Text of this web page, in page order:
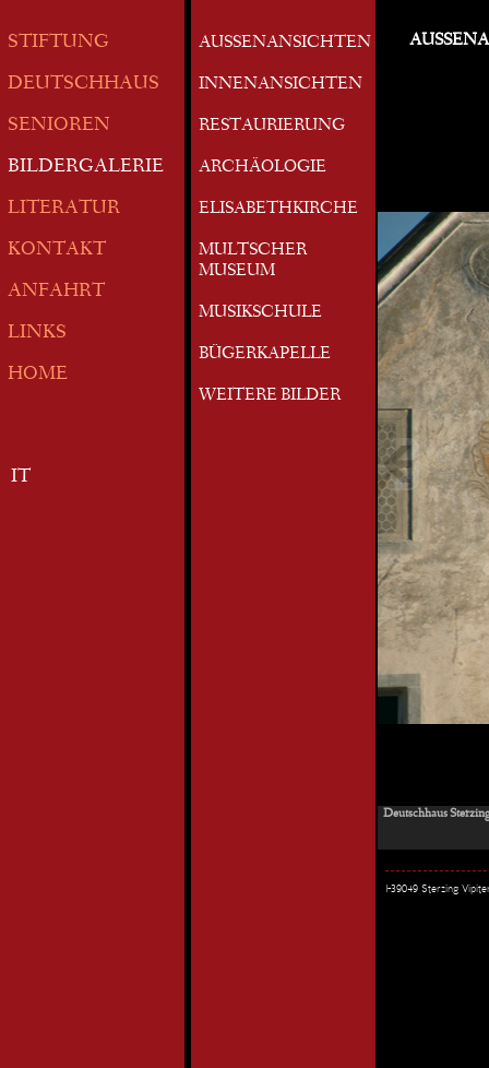
STIFTUNG
DEUTSCHHAUS
SENIOREN
BILDERGALERIE
LITERATUR
KONTAKT
ANFAHRT
LINKS
HOME
IT
AUSSENANSICHTEN
INNENANSICHTEN
RESTAURIERUNG
ARCHÄOLOGIE
ELISABETHKIRCHE
MULTSCHER
MUSEUM
MUSIKSCHULE
BÜGERKAPELLE
WEITERE BILDER
Deutschhaus
I-39049 Sterzing